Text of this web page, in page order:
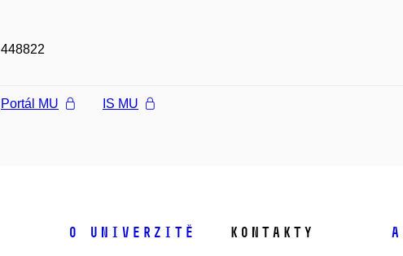
448822
Portál MU IS MU
O univerzitě Kontakty